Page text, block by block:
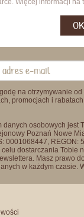
Więcej informacji
OK
na otrzymywanie
promocjach i
danych osobowych jest
Poznań Nowe
0001068447, REGON:
dostarczania Tobie
Masz prawo
w każdym czasie.